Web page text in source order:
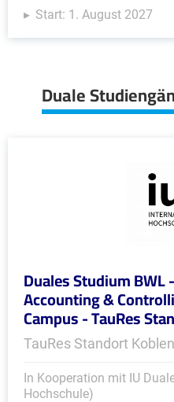
Start: 1. August 2027
Duale
Duales Studium
Accounting &
Campus - TauRes
TauRes Standort
In Kooperation mit IU
Hochschule)